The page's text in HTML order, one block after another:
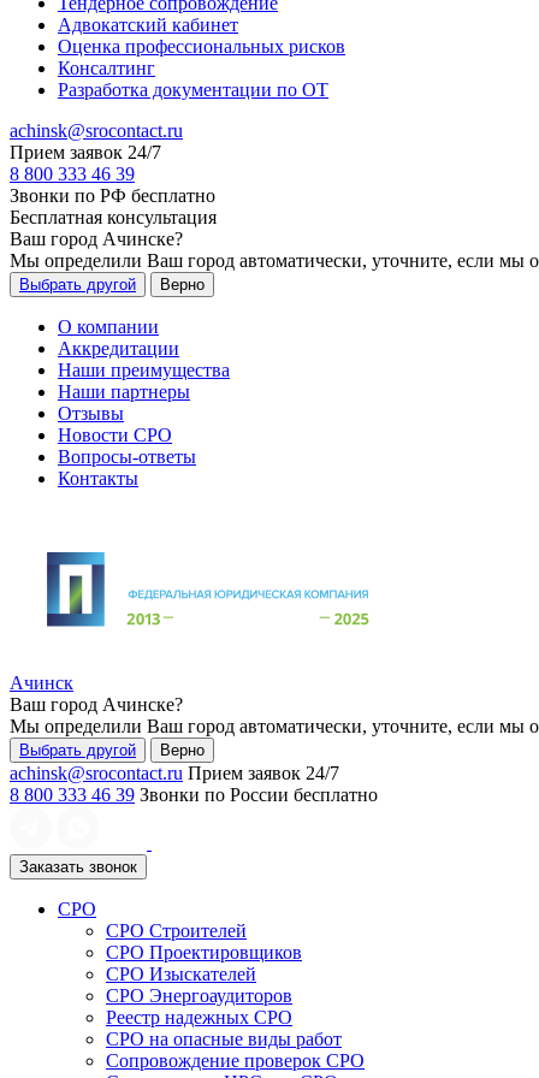
Адвокатский кабинет
Оценка профессиональных рисков
Консалтинг
Разработка документации по ОТ
achinsk@srocontact.ru
Прием заявок 24/7
8 800 333 46 39
Звонки по РФ бесплатно
Бесплатная консультация
Ваш город Ачинске?
Мы определили Ваш город автоматически, уточните, если мы
Выбрать другой Верно
О компании
Аккредитации
Наши преимущества
Наши партнеры
Отзывы
Новости СРО
Вопросы-ответы
Контакты
Ачинск
Ваш город Ачинске?
Мы определили Ваш город автоматически, уточните, если мы
Выбрать другой Верно
achinsk@srocontact.ru Прием заявок 24/7
8 800 333 46 39 Звонки по России бесплатно
Заказать звонок
СРО
СРО Строителей
СРО Проектировщиков
СРО Изыскателей
СРО Энергоаудиторов
Реестр надежных СРО
СРО на опасные виды работ
Сопровождение проверок СРО